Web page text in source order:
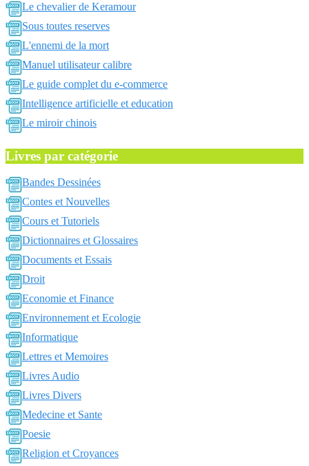
Le chevalier de Keramour
Sous toutes reserves
L'ennemi de la mort
Manuel utilisateur calibre
Le guide complet du e-commerce
Intelligence artificielle et education
Le miroir chinois
Livres par catégorie
Bandes Dessinées
Contes et Nouvelles
Cours et Tutoriels
Dictionnaires et Glossaires
Documents et Essais
Droit
Economie et Finance
Environnement et Ecologie
Informatique
Lettres et Memoires
Livres Audio
Livres Divers
Medecine et Sante
Poesie
Religion et Croyances